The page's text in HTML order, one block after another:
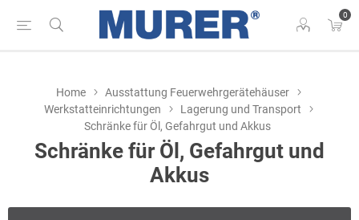
0
Home
Ausstattung Feuerwehrgerätehäuser
Werkstatteinrichtungen
Lagerung und Transport
Schränke für Öl, Gefahrgut und Akkus
Schränke für Öl, Gefahrgut und
Akkus